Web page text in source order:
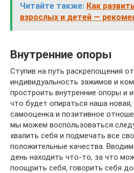
Читайте также: Как
взрослых и детей —
Внутренние опоры
Ступив на путь раскрепощения
индивидуальность зажимов и
простроить внутренние опоры и
что будет опираться наша
самооценка и позитивное
мы можем воспользоваться
хвалить себя и подмечать все
положительные качества.
день находить что-то, за что
поощрить себя, говорить себя